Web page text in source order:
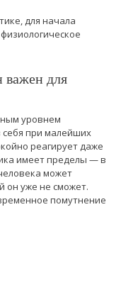
для начала
важен для
уровнем
себя при малейших
реагирует даже
имеет пределы — в
может
он уже не сможет.
помутнение